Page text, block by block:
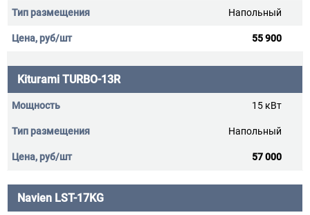
Напольный
55 900
Kiturami TURBO-13R
15 кВт
Напольный
57 000
Navien LST-17KG